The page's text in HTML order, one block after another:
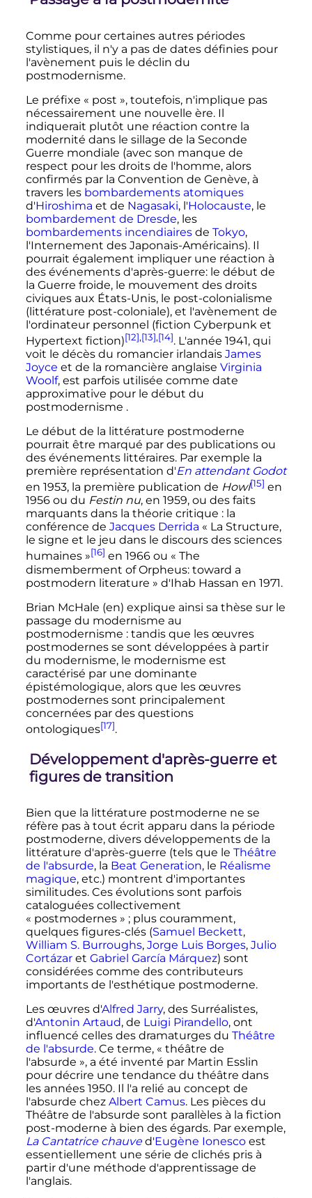
Comme pour certaines autres périodes
stylistiques, il n'y a pas de dates définies pour
l'avènement puis le déclin du
postmodernisme.
Le préfixe « post », toutefois, n'implique pas
nécessairement une nouvelle ère. Il
indiquerait plutôt une réaction contre la
modernité dans le sillage de la Seconde
Guerre mondiale (avec son manque de
respect pour les droits de l'homme, alors
confirmés par la Convention de Genève, à
travers les bombardements atomiques
d'Hiroshima et de Nagasaki, l'Holocauste, le
bombardement de Dresde, les
bombardements incendiairesde Tokyo,
l'Internement des Japonais-Américains). Il
pourrait également impliquer une réaction à
des événements d'après-guerre: le début de
la Guerre froide, le mouvement des droits
civiques aux États-Unis, le post-colonialisme
(littérature post-coloniale), et l'avènement de
l'ordinateur personnel (fiction Cyberpunk et
Hypertext fiction)[12],[13],[14]. L'année 1941, qui
voit le décès du romancier irlandais James
Joyce et de la romancière anglaise Virginia
Woolf, est parfois utilisée comme date
approximative pour le début du
postmodernisme .
Le début de la littérature postmoderne
pourrait être marqué par des publications ou
des événements littéraires. Par exemple la
première représentation d'En attendant Godot
en 1953, la première publication de Howl[15] en
1956 ou du Festin nu, en 1959, ou des faits
marquants dans la théorie critique : la
conférence de Jacques Derrida « La Structure,
le signe et le jeu dans le discours des sciences
humaines »[16] en 1966 ou « The
dismemberment of Orpheus: toward a
postmodern literature » d'Ihab Hassan en 1971.
Brian McHale (en) explique ainsi sa thèse sur le
passage du modernisme au
postmodernisme : tandis que les œuvres
postmodernes se sont développées à partir
du modernisme, le modernisme est
caractérisé par une dominante
épistémologique, alors que les œuvres
postmodernes sont principalement
concernées par des questions
ontologiques[17].
Développement d'après-guerre et
figures de transition
Bien que la littérature postmoderne ne se
réfère pas à tout écrit apparu dans la période
postmoderne, divers développements de la
littérature d'après-guerre (tels que le Théâtre
de l'absurde, la Beat Generation, le Réalisme
magique, etc.) montrent d'importantes
similitudes. Ces évolutions sont parfois
cataloguées collectivement
« postmodernes » ; plus couramment,
quelques figures-clés (Samuel Beckett,
William S. Burroughs, Jorge Luis Borges, Julio
Cortázaret Gabriel García Márquez) sont
considérées comme des contributeurs
importants de l'esthétique postmoderne.
Les œuvres d'Alfred Jarry, des Surréalistes,
d'Antonin Artaud, de Luigi Pirandello, ont
influencé celles des dramaturges du Théâtre
de l'absurde. Ce terme, « théâtre de
l'absurde », a été inventé par Martin Esslin
pour décrire une tendance du théâtre dans
les années 1950. Il l'a relié au concept de
l'absurde chez Albert Camus. Les pièces du
Théâtre de l'absurde sont parallèles à la fiction
post-moderne à bien des égards. Par exemple,
La Cantatrice chauved'Eugène Ionescoest
essentiellement une série de clichés pris à
partir d'une méthode d'apprentissage de
l'anglais.